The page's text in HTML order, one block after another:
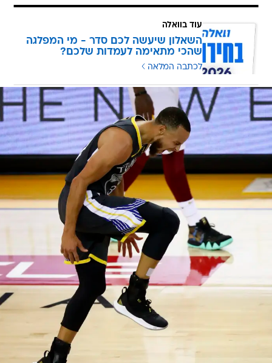
עוד בוואלה
השאלון שיעשה לכם סדר - מי המפלגה
שהכי מתאימה לעמדות שלכם?
לכתבה המלאה